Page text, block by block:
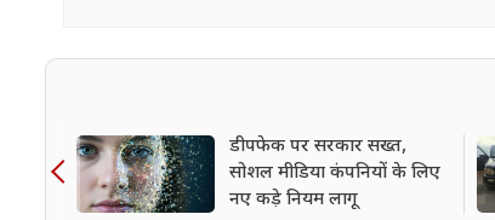
डीपफेक पर सरकार सख्त,
सोशल मीडिया कंपनियों के लिए
नए कड़े नियम लागू